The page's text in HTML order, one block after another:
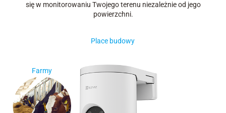
się w monitorowaniu Twojego terenu niezależnie od jego
powierzchni.
Farmy
Place budowy
Magazyny